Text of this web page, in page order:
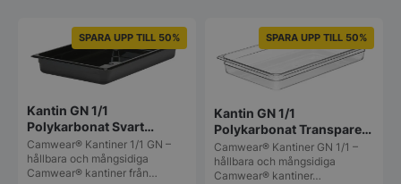
SPARA UPP TILL 50%
Kantin GN 1/1
Polykarbonat Svart
Cambro Camwear
Camwear® Kantiner 1/1 GN –
hållbara och mångsidiga
Camwear® kantiner från…
SPARA UPP TILL 50%
Kantin GN 1/1
Polykarbonat Transparent
Cambro Camwear
Camwear® Kantiner GN 1/1 –
hållbara och mångsidiga
Camwear® kantiner…